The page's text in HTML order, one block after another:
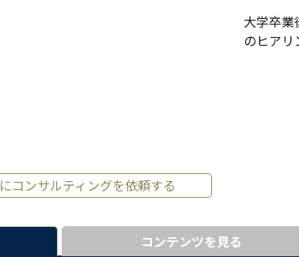
コンサルティングを依頼する
大学卒
のヒアリ
コンテンツを見る